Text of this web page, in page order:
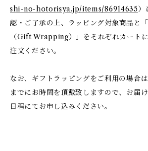
shi-no-hotorisya.jp/items/86914635）
認・ご了承の上、ラッピング対象商品と
（Gift Wrapping）」をそれぞれカート
注文ください。
なお、ギフトラッピングをご利用の場合
までにお時間を頂戴致しますので、お届
日程にてお申し込みください。